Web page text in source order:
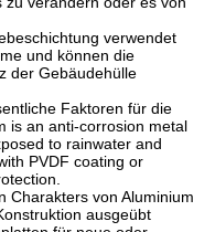
verwendet
und können die
der Gebäudehülle
Faktoren für die
is an anti-corrosion metal
to rainwater and
PVDF coating or
Charakters von Aluminium
ausgeübt